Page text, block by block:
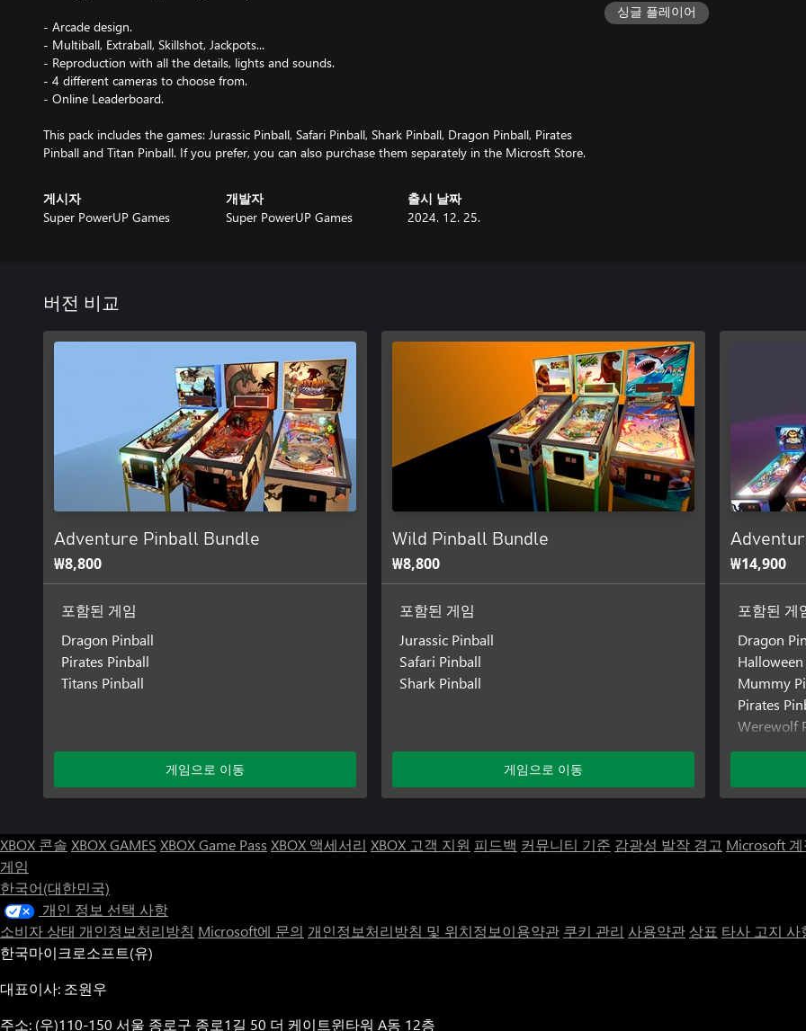
- Arcade design.
- Multiball, Extraball, Skillshot, Jackpots...
- Reproduction with all the details, lights and sounds.
- 4 different cameras to choose from.
- Online Leaderboard.
This pack includes the games: Jurassic Pinball, Safari Pinball, Shark Pinball, Dragon Pinball, Pirates
Pinball and Titan Pinball. If you prefer, you can also purchase them separately in the Microsft Store.
게시자
Super PowerUP Games
개발자
Super PowerUP Games
출시 날짜
2024. 12. 25.
싱글 플레이어
버전 비교
Adventure Pinball Bundle
₩8,800
포함된 게임
Dragon Pinball
Pirates Pinball
Titans Pinball
게임으로 이동
Wild Pinball Bundle
₩8,800
포함된 게임
Jurassic Pinball
Safari Pinball
Shark Pinball
게임으로 이동
₩14,900
포함된 게
Dragon
Mummy
Pirates
Werewolf
Titans
XBOX 콘솔 XBOX GAMES XBOX Game Pass XBOX 액세서리 XBOX 고객 지원 피드백 커뮤니티 기준 감광성 발작 경고 Microsoft 계
게임
한국어(대한민국)
개인 정보 선택 사항
소비자 상태 개인정보처리방침 Microsoft에 문의 개인정보처리방침 및 위치정보이용약관 쿠키 관리 사용약관 상표 타사 고지 사
한국마이크로소프트(유)
대표이사: 조원우
주소: (우)110-150 서울 종로구 종로1길 50 더 케이트윈타워 A동 12층